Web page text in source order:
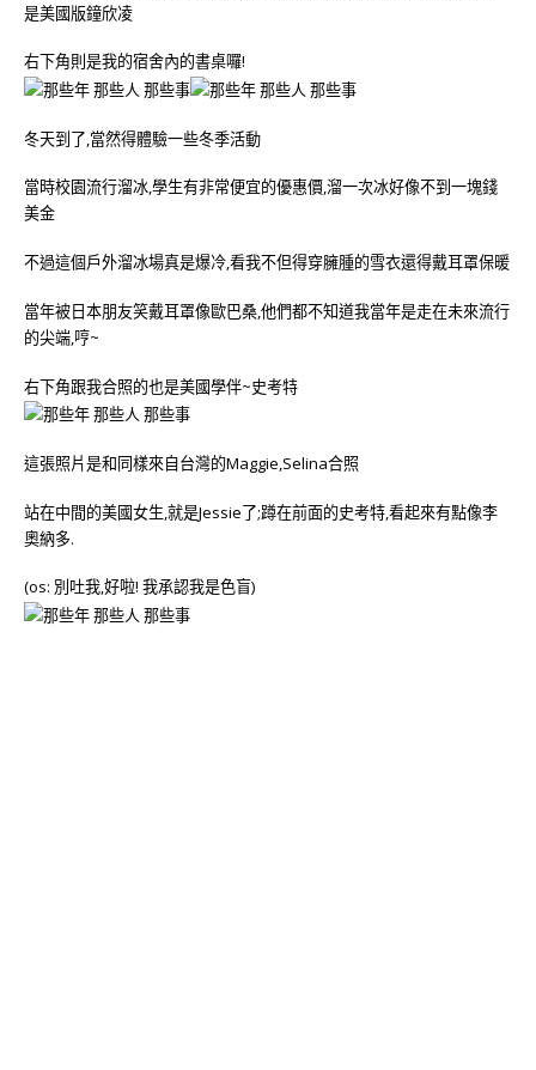
是美國版鐘欣凌
右下角則是我的宿舍內的書桌囉!
冬天到了,當然得體驗一些冬季活動
當時校園流行溜冰,學生有非常便宜的優惠價,溜一次冰好像不到一塊錢
美金
不過這個戶外溜冰場真是爆冷,看我不但得穿臃腫的雪衣還得戴耳罩保暖
當年被日本朋友笑戴耳罩像歐巴桑,他們都不知道我當年是走在未來流行
的尖端,哼~
右下角跟我合照的也是美國學伴~史考特
這張照片是和同樣來自台灣的Maggie,Selina合照
站在中間的美國女生,就是Jessie了;蹲在前面的史考特,看起來有點像李
奧納多.
(os: 別吐我,好啦! 我承認我是色盲)